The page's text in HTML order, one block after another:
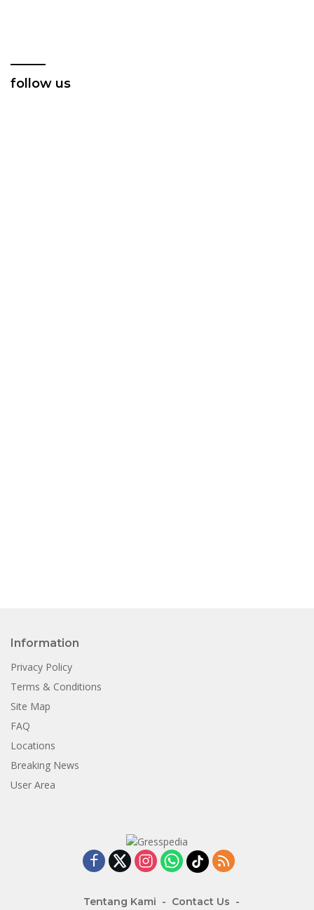
follow us
Information
Privacy Policy
Terms & Conditions
Site Map
FAQ
Locations
Breaking News
User Area
Tentang Kami Contact Us